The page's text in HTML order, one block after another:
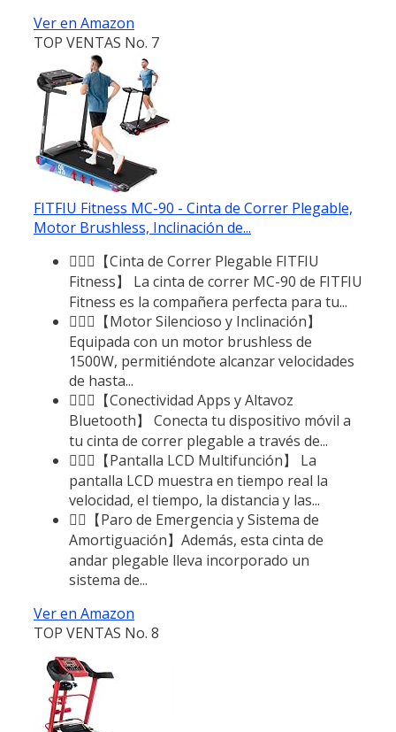
Ver en Amazon
TOP VENTAS No. 7
FITFIU Fitness MC-90 - Cinta de Correr Plegable,
Motor Brushless, Inclinación de...
🏃🏻‍♂️【Cinta de Correr Plegable FITFIU
Fitness】 La cinta de correr MC-90 de FITFIU
Fitness es la compañera perfecta para tu...
🏃🏻‍♂️【Motor Silencioso y Inclinación】
Equipada con un motor brushless de
1500W, permitiéndote alcanzar velocidades
de hasta...
🏃🏻‍♂️【Conectividad Apps y Altavoz
Bluetooth】 Conecta tu dispositivo móvil a
tu cinta de correr plegable a través de...
🏃🏻‍♂️【Pantalla LCD Multifunción】 La
pantalla LCD muestra en tiempo real la
velocidad, el tiempo, la distancia y las...
🏃‍♂️【Paro de Emergencia y Sistema de
Amortiguación】Además, esta cinta de
andar plegable lleva incorporado un
sistema de...
Ver en Amazon
TOP VENTAS No. 8